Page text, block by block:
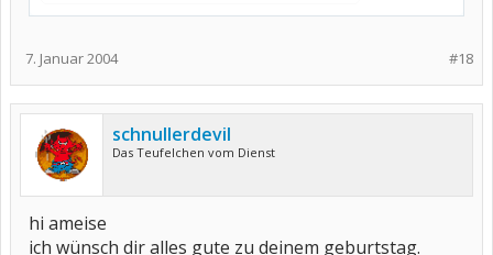
#18
7. Januar 2004
schnullerdevil
Das Teufelchen vom Dienst
hi ameise
ich wünsch dir alles gute zu deinem geburtstag.